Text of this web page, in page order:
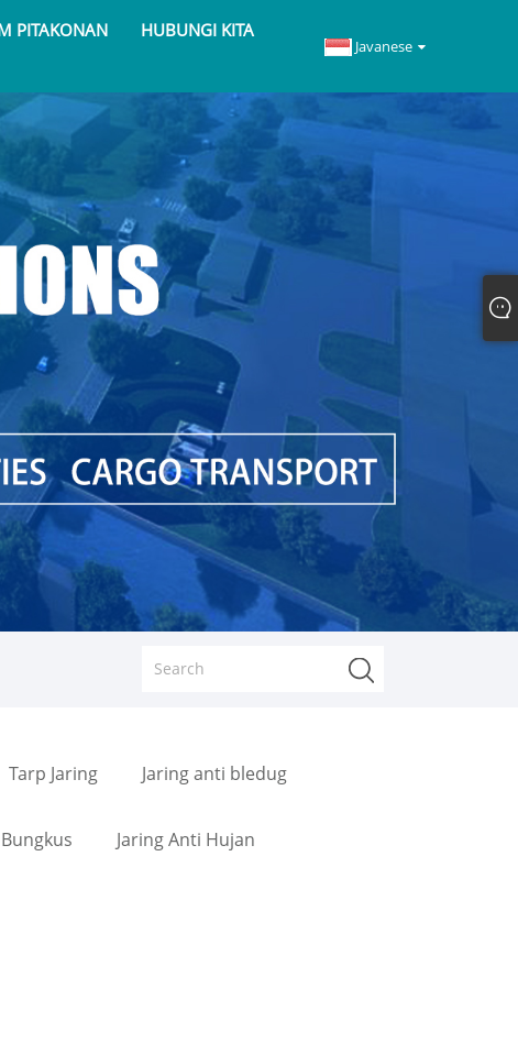
PITAKONAN HUBUNGI KITA
Javanese
Tarp Jaring Jaring anti bledug
Jaring Anti Hujan